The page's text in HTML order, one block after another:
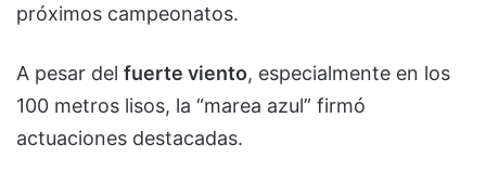
próximos campeonatos.
A pesar del fuerte viento, especialmente en los
100 metros lisos, la “marea azul” firmó
actuaciones destacadas.